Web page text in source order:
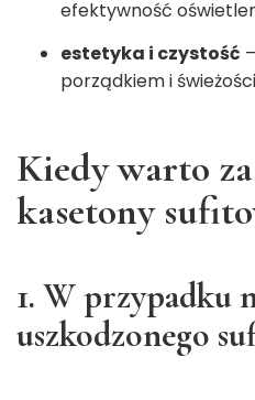
efektywność
estetyka i czystość
porządkiem i
Kiedy warto
kasetony
1. W przypadku
uszkodzonego